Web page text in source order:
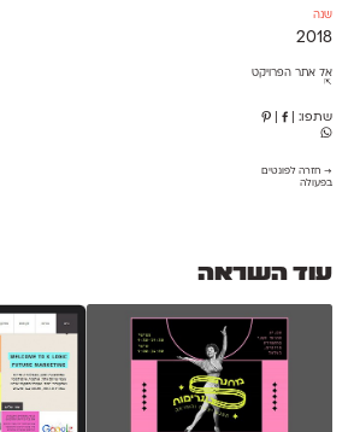
שנה
2018
אל אתר הפרויקט
⇱
שתפו: |
→ חזרה לפונטים
בפעולה
עוד השראה